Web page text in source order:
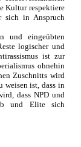
Kultur respektiere
sich in Anspruch
und eingeübten
logischer und
ist zur
ohnehin
Zuschnitts wird
ist, dass in
dass NPD und
und Elite sich